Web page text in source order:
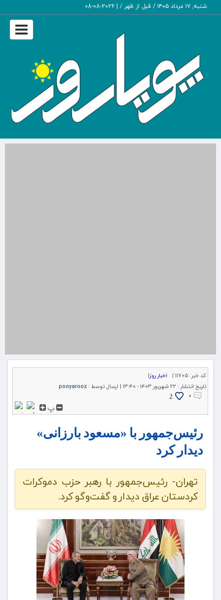
شنبه, ۱۷ مرداد ۱۴۰۵ / قبل از ظهر / |
2026-08-08
Toggle
کد خبر: 11705 | اخبار روز|
تاریخ انتشار : ۲۲ شهریور ۱۴۰۳ - ۱۳:۴۰ | ارسال توسط : pooyarooz
۰
2
پ
رئیس‌جمهور با «مسعود بارزانی»
دیدار کرد
تهران- رئیس‌جمهور با رهبر حزب دموکرات
کردستان عراق دیدار و گفت‌وگو کرد.